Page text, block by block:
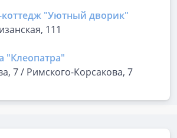
коттедж "Уютный дворик"
111
"Клеопатра"
7 / Римского-Корсакова, 7